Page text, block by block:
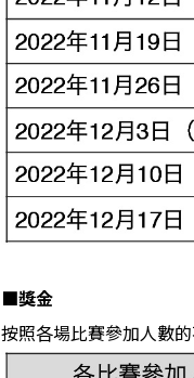
■獎金
按照各場比賽參加人數